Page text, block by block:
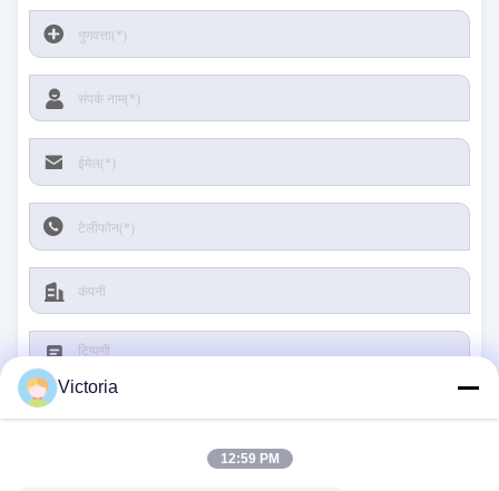
Victoria
12:59 PM